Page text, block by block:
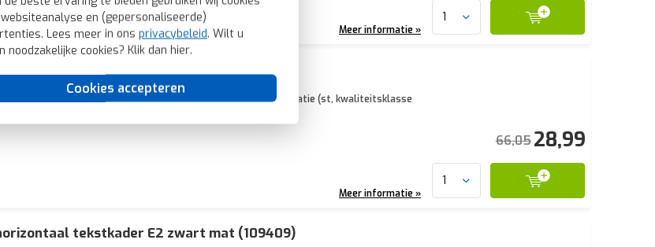
en (gepersonaliseerde)
Lees meer in ons privacybeleid. Wilt u
noodzakelijke cookies? Klik dan hier.
Cookies accepteren
Meer informatie »
E2 zwart mat (110309)
montagerichting verticaal, geschikt voor inbouwinstallatie (st, kwaliteitsklasse
66,0528,99
Meer informatie »
tekstkader E2 zwart mat (109409)